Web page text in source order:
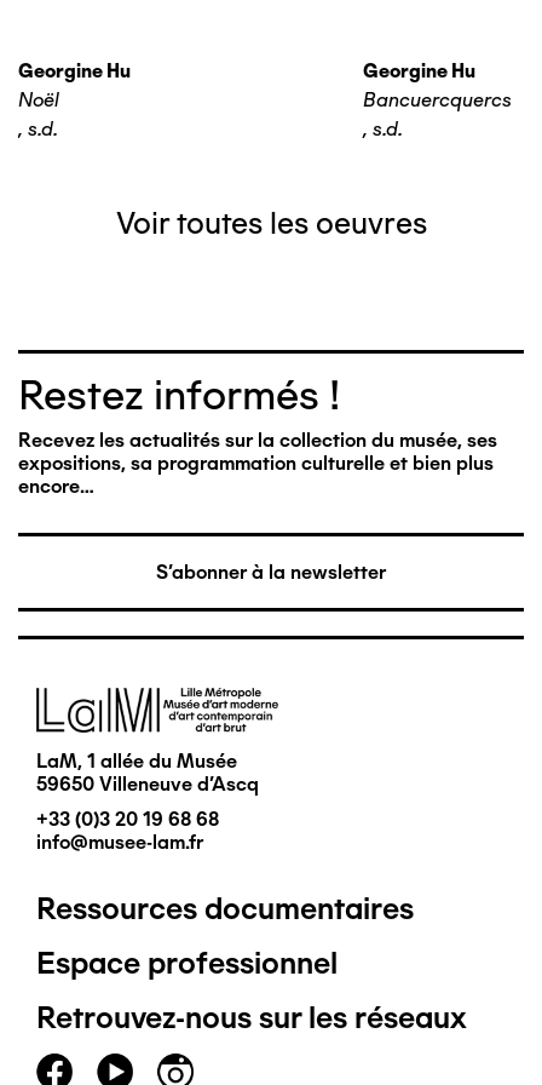
Georgine Hu
Noël
, s.d.
Georgine Hu
Bancuercquercs
, s.d.
Voir toutes les oeuvres
Restez informés !
Recevez les actualités sur la collection du musée, ses
expositions, sa programmation culturelle et bien plus
encore…
S'abonner à la newsletter
Image
LaM, 1 allée du Musée
59650 Villeneuve d'Ascq
+33 (0)3 20 19 68 68
info@musee-lam.fr
Pied
de
page
Ressources documentaires
Espace professionnel
Retrouvez-nous sur les réseaux